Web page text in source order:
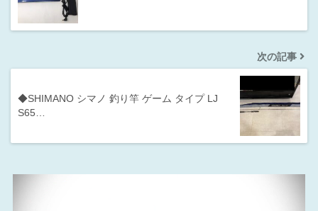
次の記事
◆SHIMANO シマノ 釣り竿 ゲーム タイプ LJ
S65…